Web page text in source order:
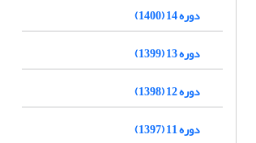
دوره 14 (1400)
دوره 13 (1399)
دوره 12 (1398)
دوره 11 (1397)